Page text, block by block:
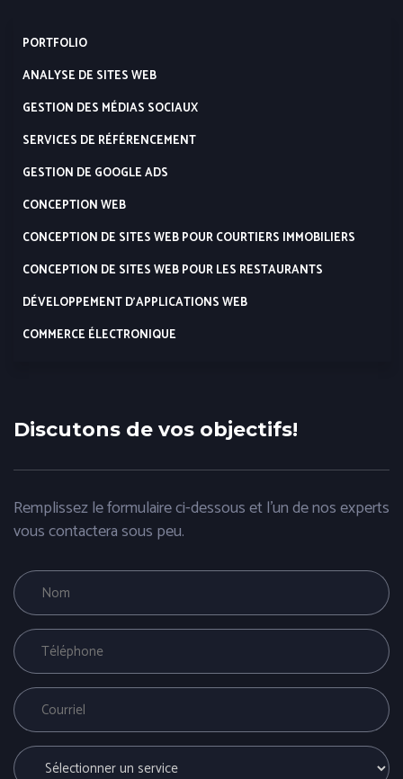
PORTFOLIO
ANALYSE DE SITES WEB
GESTION DES MÉDIAS SOCIAUX
SERVICES DE RÉFÉRENCEMENT
GESTION DE GOOGLE ADS
CONCEPTION WEB
CONCEPTION DE SITES WEB POUR COURTIERS IMMOBILIERS
CONCEPTION DE SITES WEB POUR LES RESTAURANTS
DÉVELOPPEMENT D’APPLICATIONS WEB
COMMERCE ÉLECTRONIQUE
Discutons de vos objectifs!
Remplissez le formulaire ci-dessous et l'un de nos experts
vous contactera sous peu.